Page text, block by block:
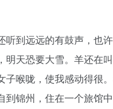
到远远的有鼓声，也
明天恐要大雪。羊还在
喉咙，使我感动得很
锦州，住在一个旅馆